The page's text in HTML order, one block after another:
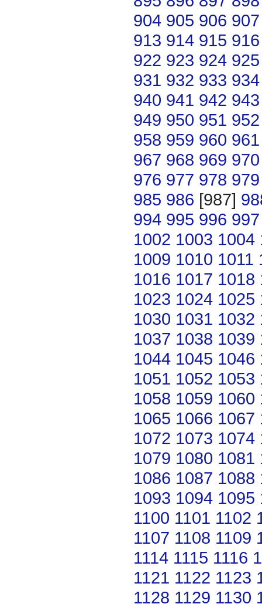
904 905 906 907
913 914 915 916
922 923 924 925
931 932 933 934
940 941 942 943
949 950 951 952
958 959 960 961
967 968 969 970
976 977 978 979
985 986 [987]
994 995 996 997
1002 1003 1004
1009 1010 1011
1016 1017 1018
1023 1024 1025
1030 1031 1032
1037 1038 1039
1044 1045 1046
1051 1052 1053
1058 1059 1060
1065 1066 1067
1072 1073 1074
1079 1080 1081
1086 1087 1088
1093 1094 1095
1100 1101 1102
1107 1108 1109
1114 1115 1116
1121 1122 1123
1128 1129 1130